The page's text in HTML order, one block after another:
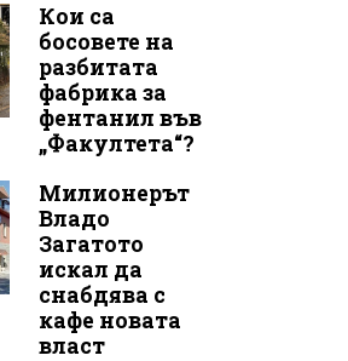
Кои са
босовете на
разбитата
фабрика за
фентанил във
„Факултета“?
Милионерът
Владо
Загатото
искал да
снабдява с
кафе новата
власт